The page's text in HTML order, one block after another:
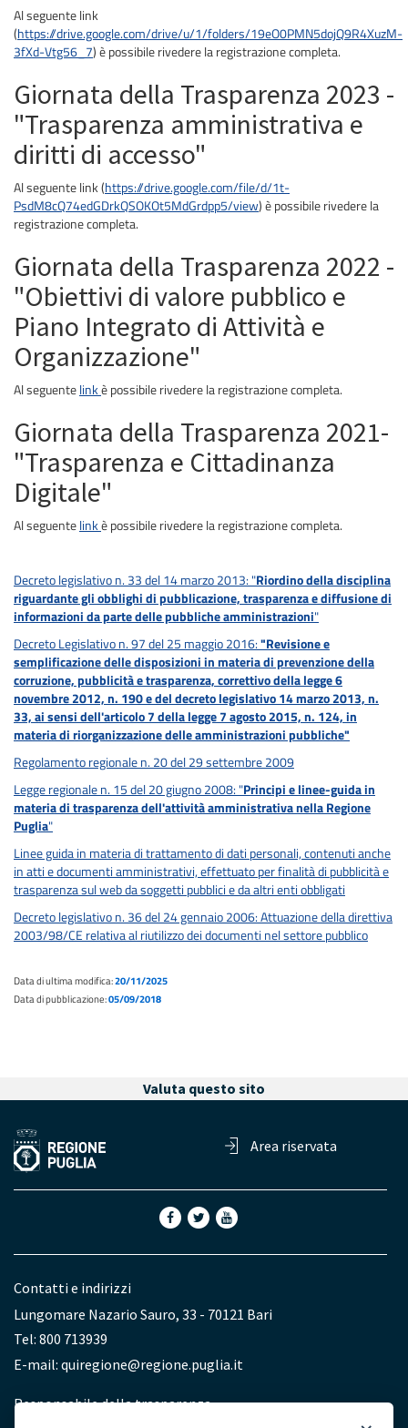
Al seguente link
(https://drive.google.com/drive/u/1/folders/19eO0PMN5dojQ9R4XuzM-
3fXd-Vtg56_7) è possibile rivedere la registrazione completa.
Giornata della Trasparenza 2023 -
"Trasparenza amministrativa e
diritti di accesso"
Al seguente link (https://drive.google.com/file/d/1t-
PsdM8cQ74edGDrkQSOKOt5MdGrdpp5/view) è possibile rivedere la
registrazione completa.
Giornata della Trasparenza 2022 -
"Obiettivi di valore pubblico e
Piano Integrato di Attività e
Organizzazione"
Al seguentelinkè possibile rivedere la registrazione completa.
Giornata della Trasparenza 2021-
"Trasparenza e Cittadinanza
Digitale"
Al seguentelinkè possibile rivedere la registrazione completa.
Decreto legislativo n. 33 del 14 marzo 2013: "Riordino della disciplina
riguardante gli obblighi di pubblicazione, trasparenza e diffusione di
informazioni da parte delle pubbliche amministrazioni"
Decreto Legislativo n. 97 del 25 maggio 2016:"Revisione e
semplificazione delle disposizioni in materia di prevenzione della
corruzione, pubblicità e trasparenza, correttivo della legge 6
novembre 2012, n. 190 e del decreto legislativo 14 marzo 2013, n.
33, ai sensi dell'articolo 7 della legge 7 agosto 2015, n. 124, in
materia di riorganizzazione delle amministrazioni pubbliche"
Regolamento regionale n. 20 del 29 settembre 2009
Legge regionale n. 15 del 20 giugno 2008: "Principi e linee-guida in
materia di trasparenza dell'attività amministrativa nella Regione
Puglia"
Linee guida in materia di trattamento di dati personali, contenuti anche
in atti e documenti amministrativi, effettuato per finalità di pubblicità e
trasparenza sul web da soggetti pubblici e da altri enti obbligati
Decreto legislativo n. 36 del 24 gennaio 2006: Attuazione della direttiva
2003/98/CE relativa al riutilizzo dei documenti nel settore pubblico
Data di ultima modifica:20/11/2025
Data di pubblicazione:05/09/2018
Valuta questo sito
Area riservata
Contatti e indirizzi
Lungomare Nazario Sauro, 33 - 70121 Bari
Tel: 800 713939
E-mail: quiregione@regione.puglia.it
Redazione
Responsabile della trasparenza